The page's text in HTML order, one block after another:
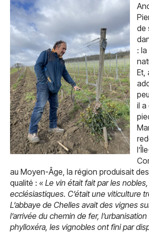
de
:
Et,
il a
au Moyen-Âge, la région produisait
qualité : « Le vin était fait par les
ecclésiastiques. C’était une viticulture
L’abbaye de Chelles avait des vignes
l’arrivée du chemin de fer,
phylloxéra, les vignobles ont fini par